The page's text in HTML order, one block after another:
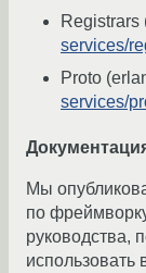
Registrars
services/
Proto
services/
Мы
по
руководства,
использовать